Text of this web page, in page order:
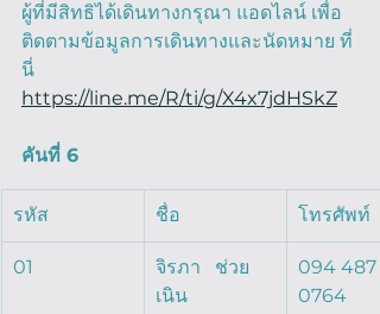
ผู้ที่มีสิทธิได้เดินทางกรุณา แอดไลน์ เพื่อ
ติดตามข้อมูลการเดินทางและนัดหมาย ที่
นี่
https://line.me/R/ti/g/X4x7jdHSkZ
คันที่ 6
รหัส ชื่อ โทรศัพท์
01
จิรภา   ช่วย
เนิน
094 487
0764